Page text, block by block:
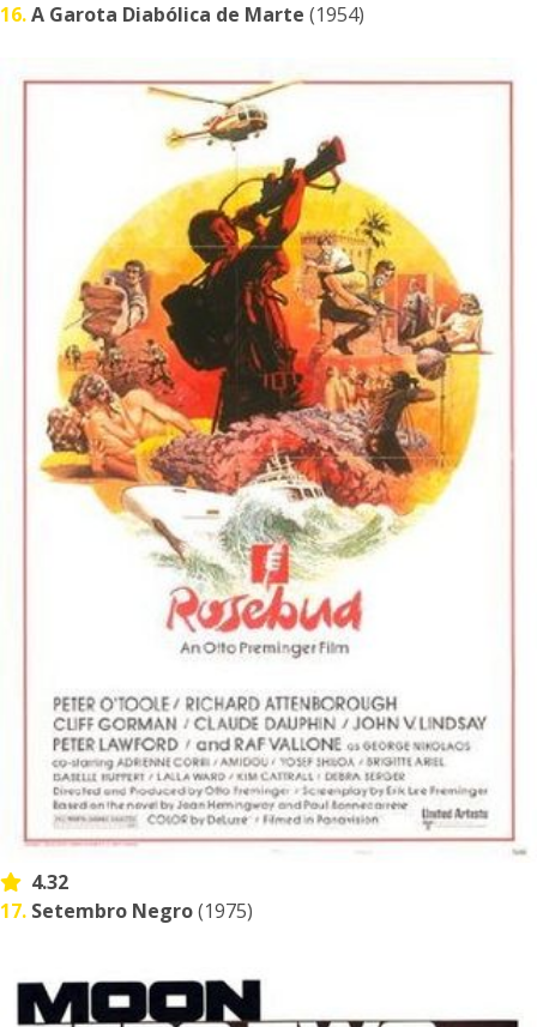
16.A Garota Diabólica de Marte (1954)
4.32
17. Setembro Negro(1975)